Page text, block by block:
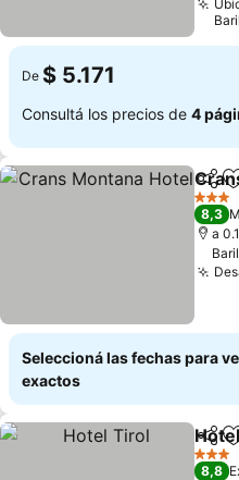
De $ 5.171
Consultá los precios de 4
3
8,3
a
Seleccioná las fechas para
exactos
3
8,8